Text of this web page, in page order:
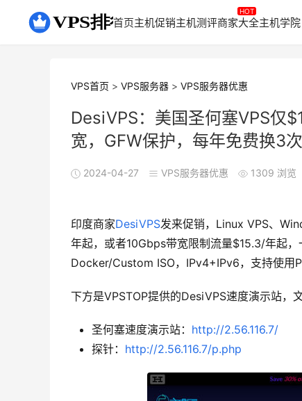
首页主机促销主机测评商家大全主机学院
VPS首页 > VPS服务器 > VPS服务器优惠
DesiVPS：美国圣何塞VPS仅
宽，GFW保护，每年免费换3
2024-04-27 VPS服务器优惠 1309 浏览
印度商家DesiVPS发来促销，Linux VPS、
年起，或者10Gbps带宽限制流量$15.3/年起
Docker/Custom ISO，IPv4+IPv6，支持使用
下方是VPSTOP提供的DesiVPS速度演示站，
圣何塞速度演示站： http://2.56.116.7/
探针： http://2.56.116.7/p.php